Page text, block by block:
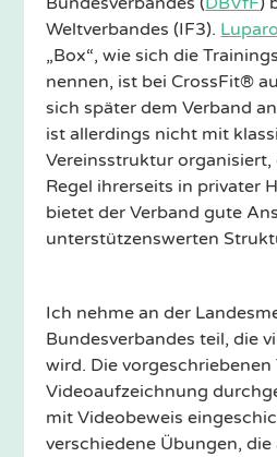
Weltverbandes (IF3).
„Box“, wie sich die
nennen, ist bei CrossFit®
sich später dem Verband
ist allerdings nicht mit
Vereinsstruktur organisiert,
Regel ihrerseits in privater
bietet der Verband gute
unterstützenswerten
Ich nehme an der
Bundesverbandes teil, die
wird. Die
Videoaufzeichnung
mit Videobeweis
verschiedene Übungen, die